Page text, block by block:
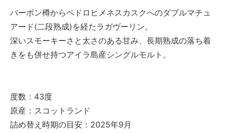
バーボン樽からペドロヒメネスカスクへのダブルマチュ
アード(二段熟成)を経たラガヴーリン。
深いスモーキーさと太さのある甘み、長期熟成の落ち着
きをも併せ持つアイラ島産シングルモルト。
度数：43度
原産：スコットランド
詰め替え時期の目安：2025年9月